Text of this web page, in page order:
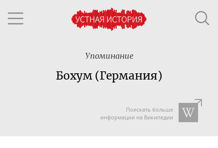
Упоминание
Бохум (Германия)
Поискать больше
информации на Википедии